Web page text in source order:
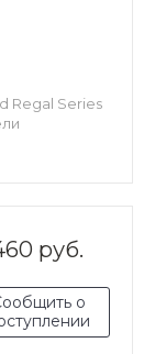
Regal Series
руб.
о